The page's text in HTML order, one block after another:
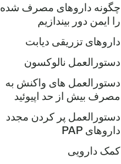
چگونه داروهای مصرف شده
را ایمن دور بیندازیم
داروهای تزریقی دیابت
دستورالعمل نالوکسون
دستورالعمل های واکنش به
مصرف بیش از حد اپیوئید
دستورالعمل پر کردن مجدد
داروهای PAP
کمک دارویی